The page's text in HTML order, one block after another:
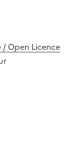
Open Licence